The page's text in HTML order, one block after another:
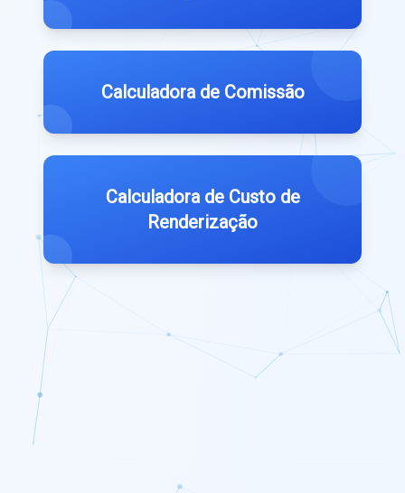
Calculadora de Comissão
Calculadora de Custo de
Renderização